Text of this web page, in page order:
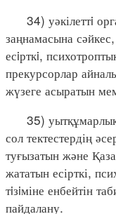
34) уәкілеттi
заңнамасына
есiрткi,
прекурсорлар
жүзеге асыратын
35) уытқұмарлық
сол тектестердің
туғызатын және
жататын есірткі,
тiзiміне енбейтін
пайдалану.